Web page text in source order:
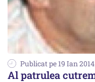
Publicat pe 19 Ian 2014
Al patrulea